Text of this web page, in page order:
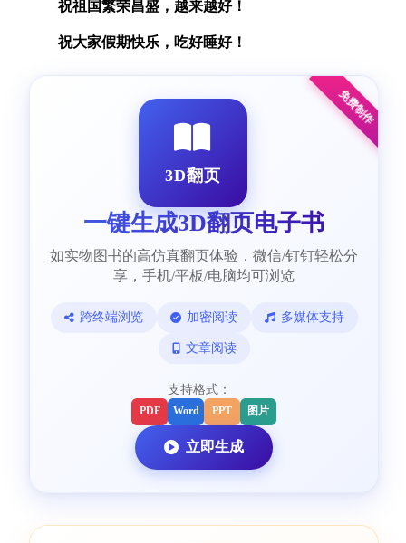
祝祖国繁荣昌盛，越来越好！
祝大家假期快乐，吃好睡好！
免费制作
3D翻页
一键生成3D翻页电子书
如实物图书的高仿真翻页体验，微信/钉钉轻松分
享，手机/平板/电脑均可浏览
跨终端浏览 加密阅读 多媒体支持
文章阅读
支持格式：
PDF Word PPT 图片
立即生成